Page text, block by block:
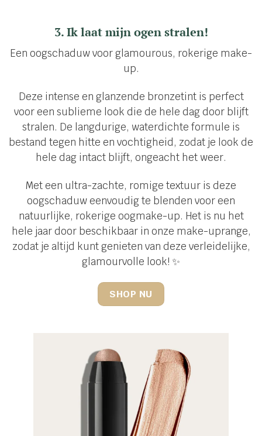
3. Ik laat mijn ogen stralen!
Een oogschaduw voor glamourous, rokerige make-
up.
Deze intense en glanzende bronzetint is perfect
voor een sublieme look die de hele dag door blijft
stralen. De langdurige, waterdichte formule is
bestand tegen hitte en vochtigheid, zodat je look de
hele dag intact blijft, ongeacht het weer.
Met een ultra-zachte, romige textuur is deze
oogschaduw eenvoudig te blenden voor een
natuurlijke, rokerige oogmake-up. Het is nu het
hele jaar door beschikbaar in onze make-uprange,
zodat je altijd kunt genieten van deze verleidelijke,
glamourvolle look! ✨
SHOP NU